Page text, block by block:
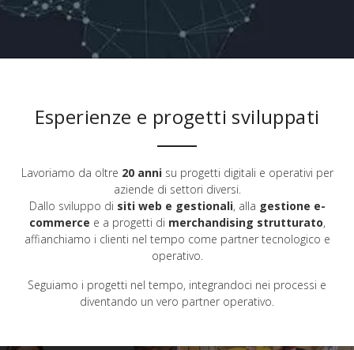
Esperienze e progetti sviluppati
Lavoriamo da oltre 20 annisu progetti digitali e operativi per
aziende di settori diversi.
Dallo sviluppo di siti web e gestionali, alla gestione e-
commerce e a progetti di merchandising strutturato,
affianchiamo i clienti nel tempo come partner tecnologico e
operativo.
Seguiamo i progetti nel tempo, integrandoci nei processi e
diventando un vero partner operativo.